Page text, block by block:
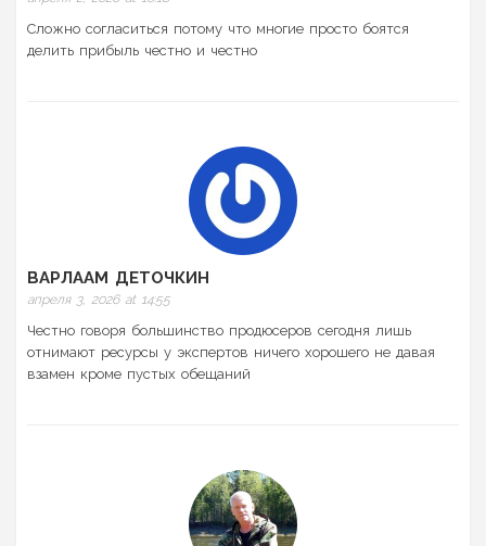
Сложно согласиться потому что многие просто боятся
делить прибыль честно и честно
ВАРЛААМ ДЕТОЧКИН
апреля 3, 2026 at 14:55
Честно говоря большинство продюсеров сегодня лишь
отнимают ресурсы у экспертов ничего хорошего не давая
взамен кроме пустых обещаний